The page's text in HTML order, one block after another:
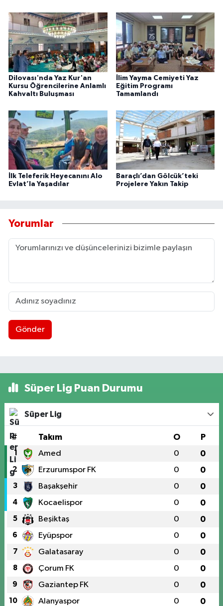
Dilovası'nda Yaz Kur'an
Kursu Öğrencilerine Anlamlı
Kahvaltı Buluşması
İlim Yayma Cemiyeti Yaz
Eğitim Programı
Tamamlandı
İlk Teleferik Heyecanını Alo
Evlat’la Yaşadılar
Baraçlı’dan Gölcük’teki
Projelere Yakın Takip
Yorumlar
Gönder
Süper Lig Puan Durumu
Süper Lig
# Takım O P
1 Amed 0 0
2 Erzurumspor FK 0 0
3 Başakşehir 0 0
4 Kocaelispor 0 0
5 Beşiktaş 0 0
6 Eyüpspor 0 0
7 Galatasaray 0 0
8 Çorum FK 0 0
9 Gaziantep FK 0 0
10 Alanyaspor 0 0